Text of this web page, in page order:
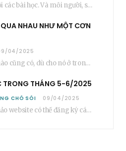
Cuộc sống là một chuỗi các bài học. Và mỗi người, sẽ phải học rất…
NHAU NHƯ MỘT CƠN
04/2025
Hiểu lầm trên đời lúc nào cũng có, dù cho nó ở trong một mối…
TRONG THÁNG 5-6/2025
CHÓ SÓI 09/04/2025
Các bạn đang tham khảo website có thể đăng ký các khoá học cơ bản…